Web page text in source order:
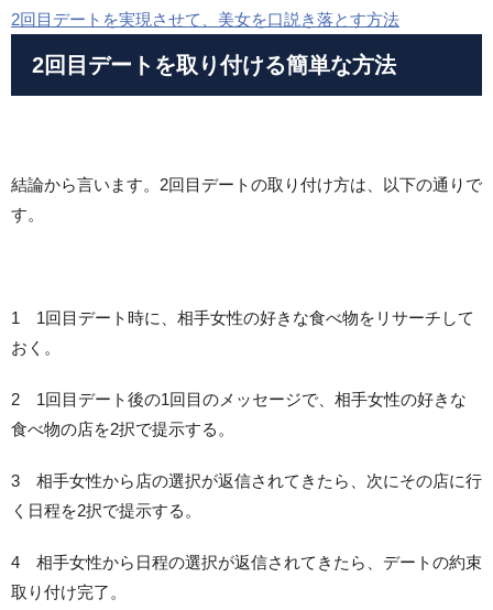
2回目デートを実現させて、美女を口説き落とす方法
2回目デートを取り付ける簡単な方法
結論から言います。2回目デートの取り付け方は、以下の通りで
す。
1 1回目デート時に、相手女性の好きな食べ物をリサーチして
おく。
2 1回目デート後の1回目のメッセージで、相手女性の好きな
食べ物の店を2択で提示する。
3 相手女性から店の選択が返信されてきたら、次にその店に行
く日程を2択で提示する。
4 相手女性から日程の選択が返信されてきたら、デートの約束
取り付け完了。